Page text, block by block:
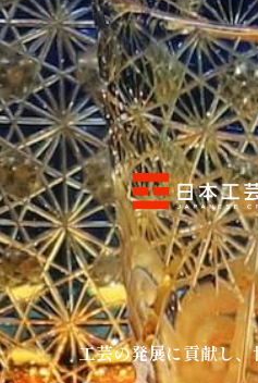
English
简体中文
工芸の発展に貢献し